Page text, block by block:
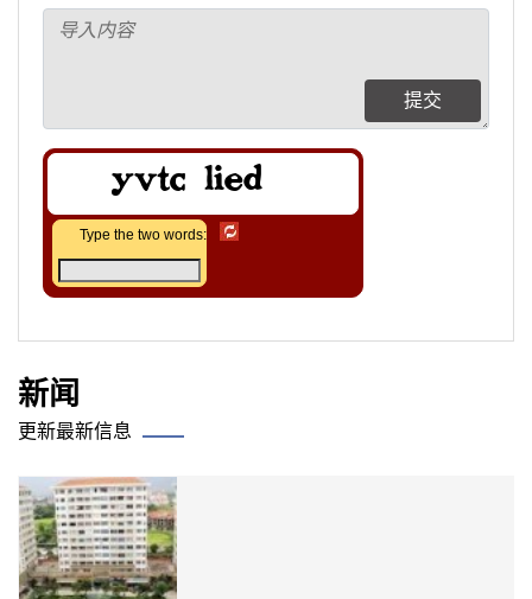
提交
Type the two words:
新闻
更新最新信息